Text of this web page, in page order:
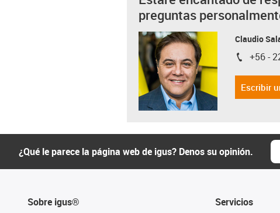
preguntas
Claudio
igus-icon-
+56 -
Escribir
¿Qué le parece la página web de igus? Denos su opinión.
Sobre igus® Servicios